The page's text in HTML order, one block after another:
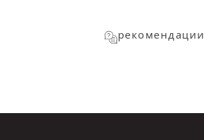
рекомендации